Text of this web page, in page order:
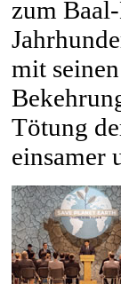
zum
mit
Tötung
einsamer